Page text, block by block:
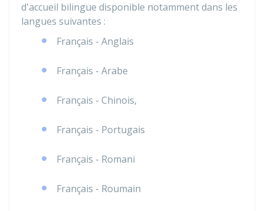
d'accueil bilingue disponible notamment dans les
langues suivantes :
Français - Anglais
Français - Arabe
Français - Chinois,
Français - Portugais
Français - Romani
Français - Roumain